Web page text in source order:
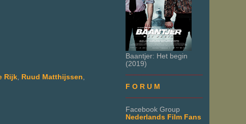
Baantjer: Het begin
(2019)
F O R U M
Facebook Group
Nederlands Film Fans
Rijk Ruud Matthijssen